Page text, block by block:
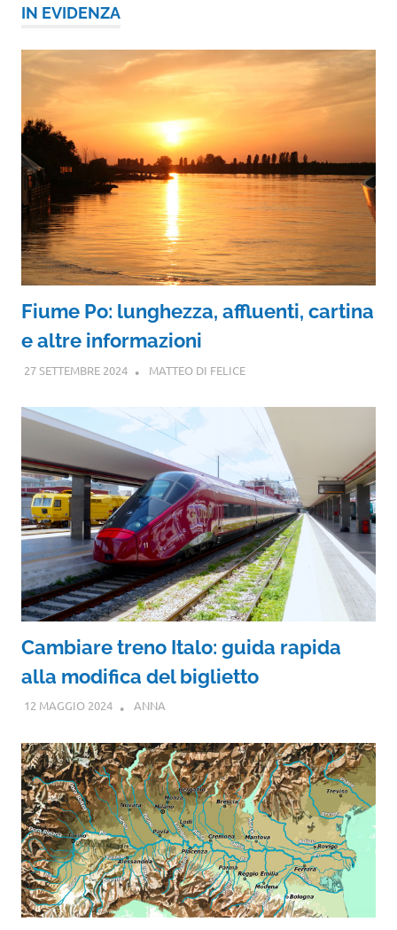
IN EVIDENZA
Fiume Po: lunghezza, affluenti, cartina
e altre informazioni
27 SETTEMBRE 2024 MATTEO DI FELICE
Cambiare treno Italo: guida rapida
alla modifica del biglietto
12 MAGGIO 2024 ANNA